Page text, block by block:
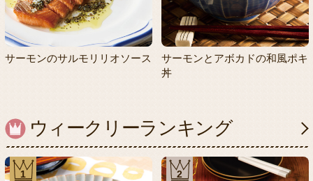
サーモンのサルモリリオソース
サーモンとアボカドの和風ポキ
丼
ウィークリーランキング
1 2